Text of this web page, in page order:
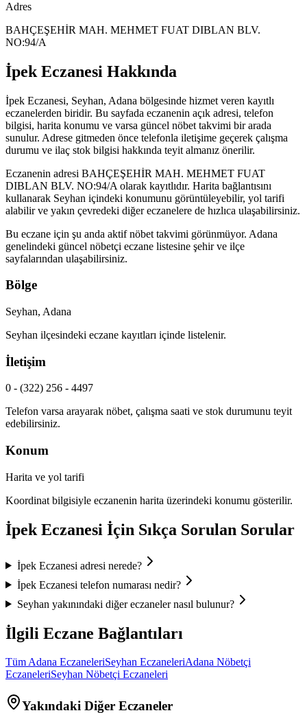
Adres
BAHÇEŞEHİR MAH. MEHMET FUAT DIBLAN BLV.
NO:94/A
İpek Eczanesi Hakkında
İpek Eczanesi, Seyhan, Adana bölgesinde hizmet veren kayıtlı
eczanelerden biridir. Bu sayfada eczanenin açık adresi, telefon
bilgisi, harita konumu ve varsa güncel nöbet takvimi bir arada
sunulur. Adrese gitmeden önce telefonla iletişime geçerek çalışma
durumu ve ilaç stok bilgisi hakkında teyit almanız önerilir.
Eczanenin adresi BAHÇEŞEHİR MAH. MEHMET FUAT
DIBLAN BLV. NO:94/A olarak kayıtlıdır. Harita bağlantısını
kullanarak Seyhan içindeki konumunu görüntüleyebilir, yol tarifi
alabilir ve yakın çevredeki diğer eczanelere de hızlıca ulaşabilirsiniz.
Bu eczane için şu anda aktif nöbet takvimi görünmüyor. Adana
genelindeki güncel nöbetçi eczane listesine şehir ve ilçe
sayfalarından ulaşabilirsiniz.
Bölge
Seyhan, Adana
Seyhan ilçesindeki eczane kayıtları içinde listelenir.
İletişim
0 - (322) 256 - 4497
Telefon varsa arayarak nöbet, çalışma saati ve stok durumunu teyit
edebilirsiniz.
Konum
Harita ve yol tarifi
Koordinat bilgisiyle eczanenin harita üzerindeki konumu gösterilir.
İpek Eczanesi İçin Sıkça Sorulan Sorular
İpek Eczanesi adresi nerede?
İpek Eczanesi telefon numarası nedir?
Seyhan yakınındaki diğer eczaneler nasıl bulunur?
İlgili Eczane Bağlantıları
TümAdana EczaneleriSeyhan EczaneleriAdana Nöbetçi
EczaneleriSeyhan Nöbetçi Eczaneleri
Yakındaki Diğer Eczaneler